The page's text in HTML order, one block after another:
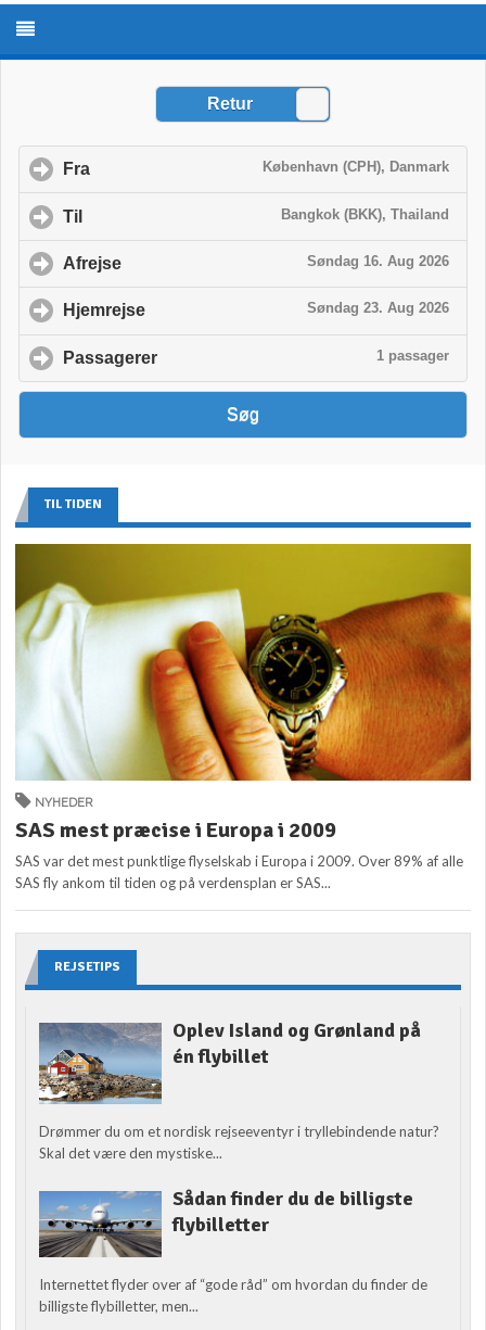
TIL TIDEN
NYHEDER
SAS mest præcise i Europa i 2009
SAS var det mest punktlige flyselskab i Europa i 2009. Over 89% af alle
SAS fly ankom til tiden og på verdensplan er SAS...
REJSETIPS
Oplev Island og Grønland på
én flybillet
Drømmer du om et nordisk rejseeventyr i tryllebindende natur?
Skal det være den mystiske...
Sådan finder du de billigste
flybilletter
Internettet flyder over af “gode råd” om hvordan du finder de
billigste flybilletter, men...